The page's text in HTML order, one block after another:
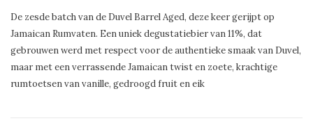
De zesde batch van de Duvel Barrel Aged, deze keer gerijpt op
Jamaican Rumvaten. Een uniek degustatiebier van 11%, dat
gebrouwen werd met respect voor de authentieke smaak van Duvel,
maar met een verrassende Jamaican twist en zoete, krachtige
rumtoetsen van vanille, gedroogd fruit en eik